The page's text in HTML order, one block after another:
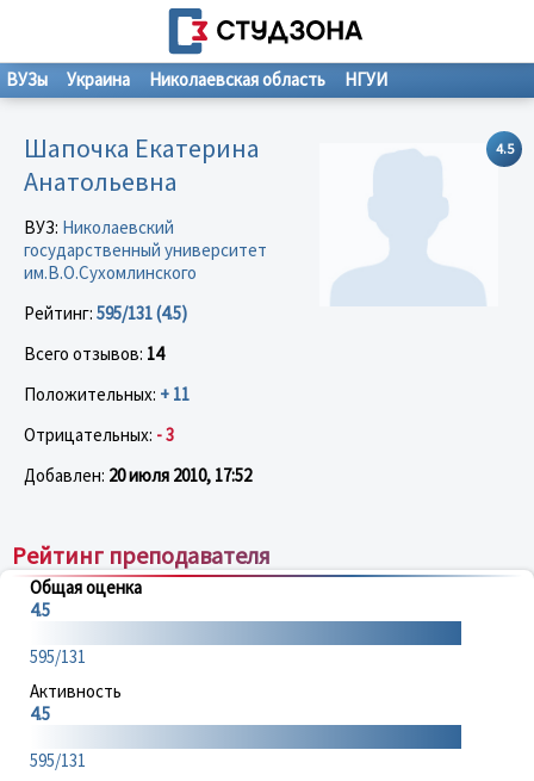
ВУЗы Украина Николаевская область НГУИ
4.5
Шапочка Екатерина
Анатольевна
ВУЗ: Николаевский
государственный университет
им.В.О.Сухомлинского
Рейтинг: 595/131 (4.5)
Всего отзывов: 14
Положительных: + 11
Отрицательных: - 3
Добавлен: 20 июля 2010, 17:52
Рейтинг преподавателя
Общая оценка
4.5
595/131
Активность
4.5
595/131